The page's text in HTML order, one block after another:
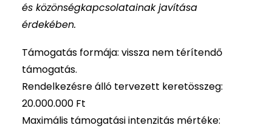
és közönségkapcsolatainak javítása
érdekében.
Támogatás formája: vissza nem térítendő
támogatás.
Rendelkezésre álló tervezett keretösszeg:
20.000.000 Ft
Maximális támogatási intenzitás mértéke: